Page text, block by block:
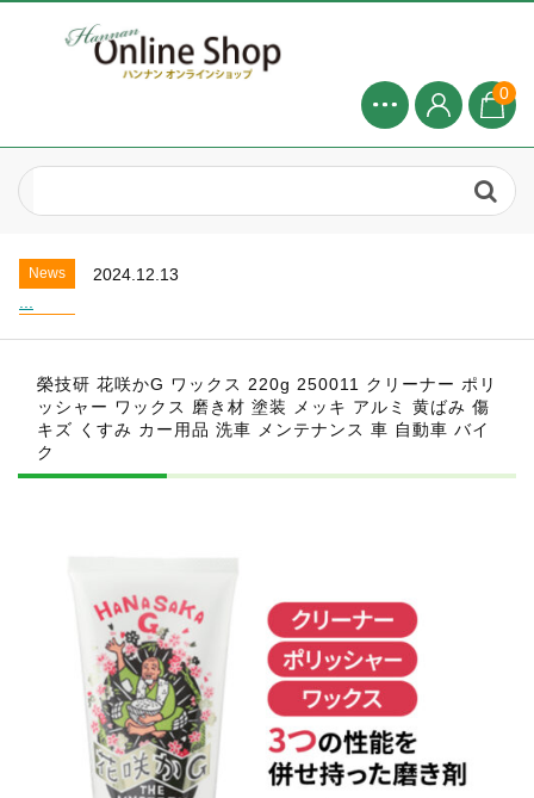
0
2025年 8月お盆休みについて...
News
2025.4.20
News
2024.12.13
News
2025.4.20
お盆休業のお知らせ...
News
2024.12.13
...
榮技研 花咲かG ワックス 220g 250011 クリーナー ポリ
ッシャー ワックス 磨き材 塗装 メッキ アルミ 黄ばみ 傷
キズ くすみ カー用品 洗車 メンテナンス 車 自動車 バイ
ク